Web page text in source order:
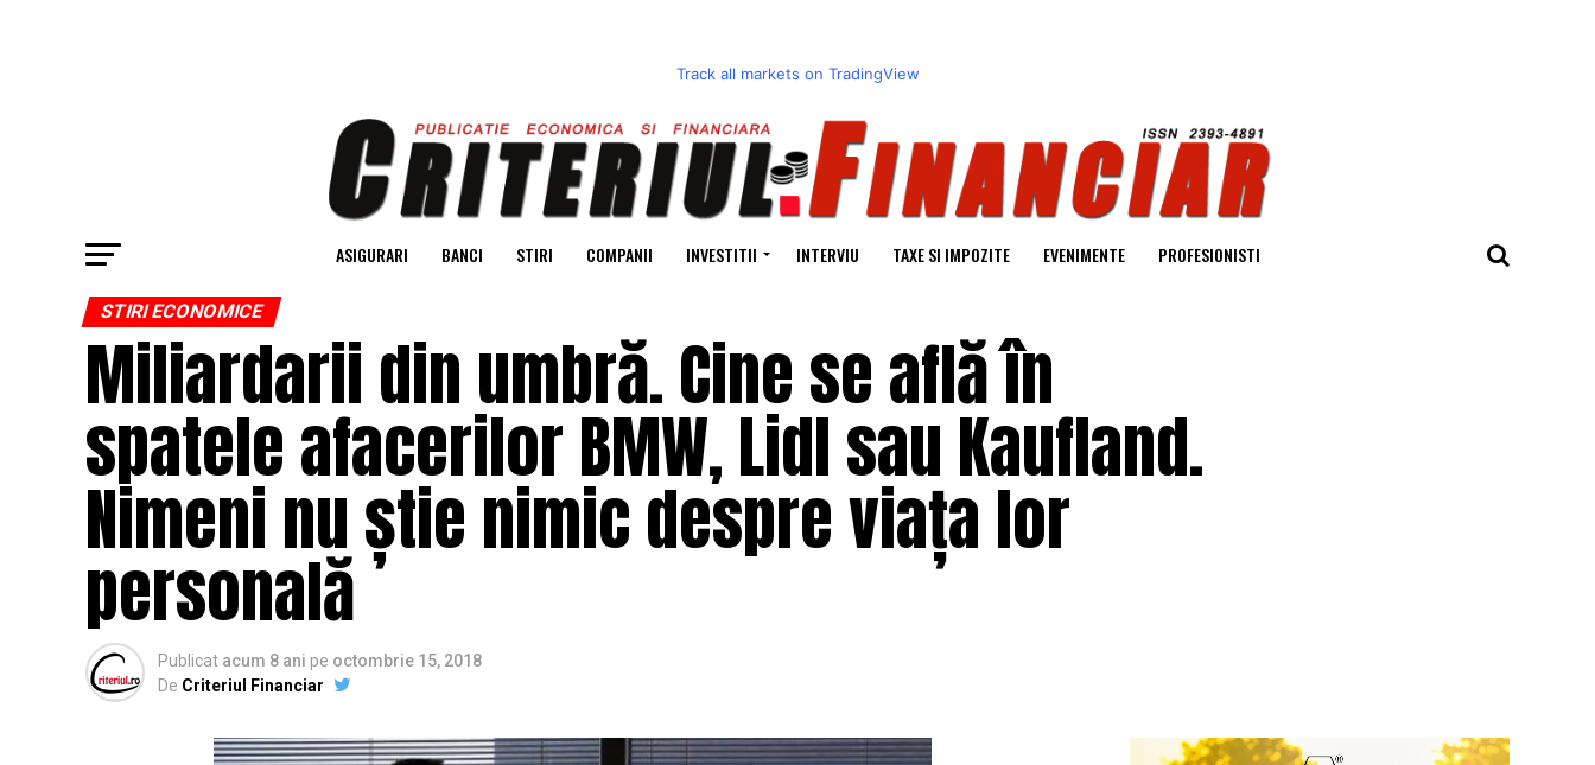
Track all markets on TradingView
ASIGURARI BANCI STIRI COMPANII INVESTITII INTERVIU TAXE SI IMPOZITE EVENIMENTE PROFESIONISTI
STIRI ECONOMICE
Miliardarii din umbră. Cine se află în
spatele afacerilor BMW, Lidl sau Kaufland.
Nimeni nu știe nimic despre viața lor
personală
Publicat acum 8 ani pe octombrie 15, 2018
De Criteriul Financiar